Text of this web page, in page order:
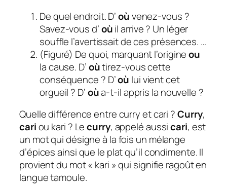
De quel endroit. D’oùvenez-vous ?
Savez-vous d’oùil arrive ? Un léger
souffle l’avertissait de ces présences. …
(Figuré) De quoi, marquant l’origineou
la cause. D’oùtirez-vous cette
conséquence ? D’où lui vient cet
orgueil ? D’oùa-t-il appris la nouvelle ?
Quelle différence entre curry et cari ?Curry,
cariou kari ? Lecurry, appelé aussicari, est
un mot qui désigne à la fois un mélange
d’épices ainsi que le plat qu’il condimente. Il
provient du mot « kari » qui signifie ragoût en
langue tamoule.